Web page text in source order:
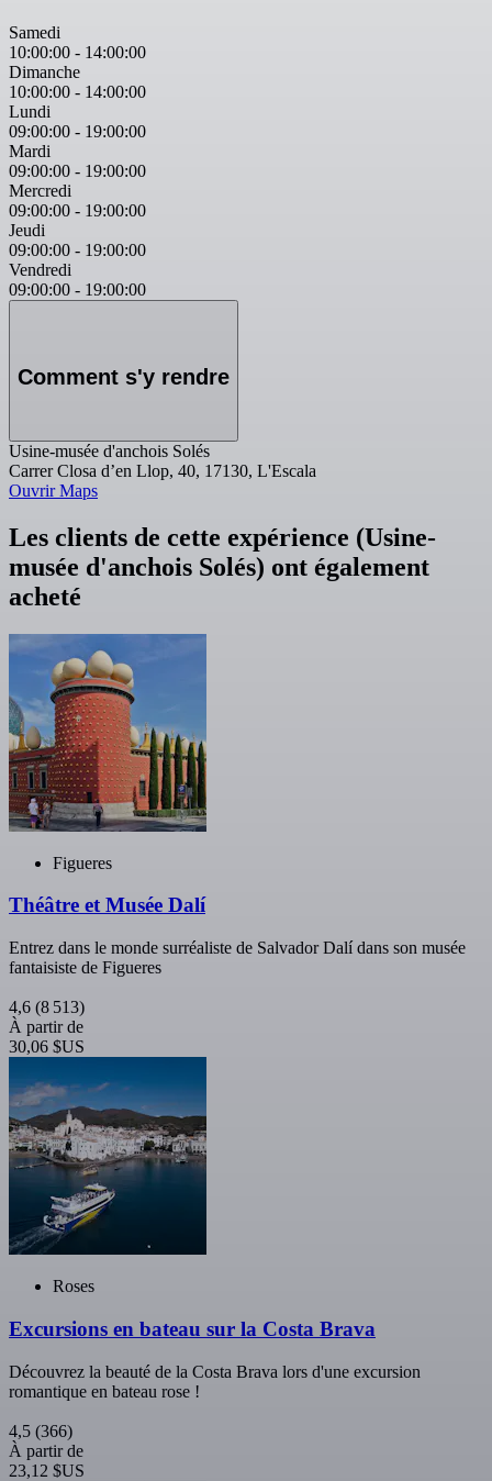
Samedi
10:00:00 - 14:00:00
Dimanche
10:00:00 - 14:00:00
Lundi
09:00:00 - 19:00:00
Mardi
09:00:00 - 19:00:00
Mercredi
09:00:00 - 19:00:00
Jeudi
09:00:00 - 19:00:00
Vendredi
09:00:00 - 19:00:00
Comment s'y rendre
Usine-musée d'anchois Solés
Carrer Closa d’en Llop, 40, 17130, L'Escala
Ouvrir Maps
Les clients de cette expérience (Usine-
musée d'anchois Solés) ont également
acheté
Figueres
Théâtre et Musée Dalí
Entrez dans le monde surréaliste de Salvador Dalí dans son musée
fantaisiste de Figueres
4,6 (8 513)
À partir de
30,06 $US
Roses
Excursions en bateau sur la Costa Brava
Découvrez la beauté de la Costa Brava lors d'une excursion
romantique en bateau rose !
4,5 (366)
À partir de
23,12 $US